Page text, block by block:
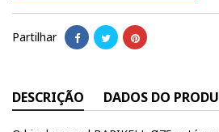
Partilhar
DESCRIÇÃO DADOS DO